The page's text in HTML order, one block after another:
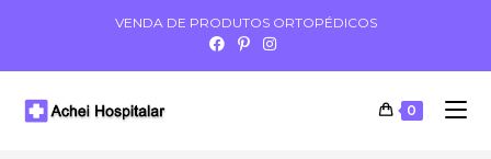
VENDA DE PRODUTOS ORTOPÉDICOS
0